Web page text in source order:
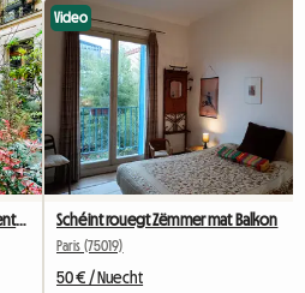
Mobléiert Studette 10 m² - Paris Zentrum - Roueg an hell
Video
Schéint rouegt Zëmmer mat Balkon
Paris (75019)
50 € / Nuecht